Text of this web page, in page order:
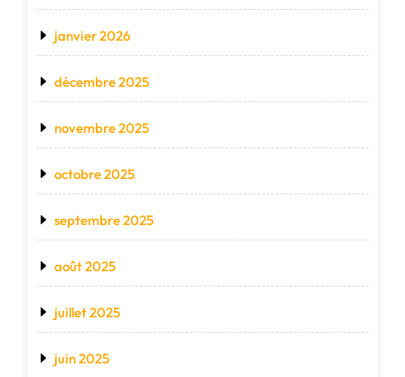
janvier 2026
décembre 2025
novembre 2025
octobre 2025
septembre 2025
août 2025
juillet 2025
juin 2025